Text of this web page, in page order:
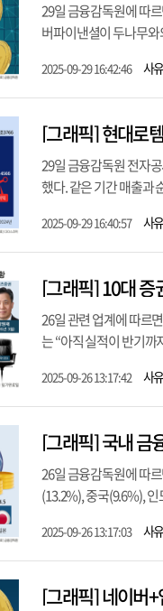
29일 금융감독원에 따
버파이낸셜이 두나무와
2025-09-29 16:42:46 사
[그래픽] 현대로
29일 금융감독원 전자
했다. 같은 기간 매출과
2025-09-29 16:40:57 사
[그래픽] 10대 증
26일 관련 업계에 따르
는 “아직 실적이 반기까
2025-09-26 13:17:42 사
[그래픽] 국내 금
26일 금융감독원에 따
(13.2%), 중국(9.6%),
2025-09-26 13:17:03 사
[그래픽] 네이버